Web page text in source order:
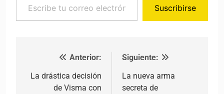
Suscribirse
Navegación de entradas
Anterior:
La drástica decisión
de Visma con
Siguiente:
La nueva arma
secreta de